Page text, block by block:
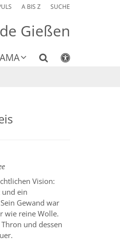
A BIS Z SUCHE
Gießen
Vision:
ein
Gewand war
wie reine Wolle.
und dessen